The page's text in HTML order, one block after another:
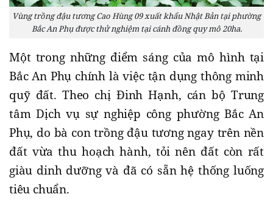
Vùng trồng đậu tương Cao Hùng 09 xuất khẩu Nhật Bản tại phường
Bắc An Phụ được thử nghiệm tại cánh đồng quy mô 20ha.
​Một trong những điểm sáng của mô hình tại
Bắc An Phụ chính là việc tận dụng thông minh
quỹ đất. Theo chị Đinh Hạnh, cán bộ Trung
tâm Dịch vụ sự nghiệp công phường Bắc An
Phụ, do bà con trồng đậu tương ngay trên nền
đất vừa thu hoạch hành, tỏi nên đất còn rất
giàu dinh dưỡng và đã có sẵn hệ thống luống
tiêu chuẩn.